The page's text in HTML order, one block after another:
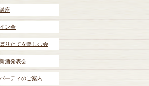
座
ン会
りたてを楽しむ会
酒発表会
ーティのご案内